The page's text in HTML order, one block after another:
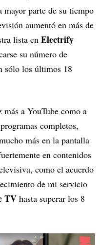
mayor parte de su tiempo
aumentó en más de
lista en Electrify
su número de
sólo los últimos 18
más a YouTube como a
completos,
más en la pantalla
en contenidos
como el acuerdo
de mi servicio
TV hasta superar los 8